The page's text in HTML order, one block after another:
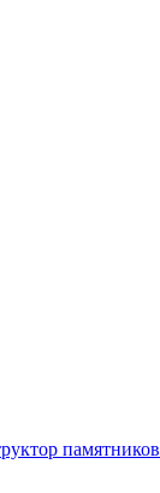
памятников